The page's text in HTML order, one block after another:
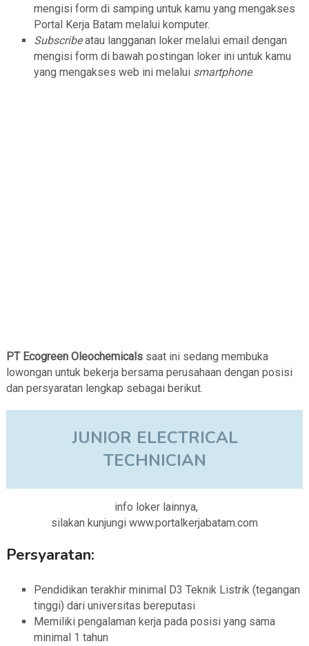
mengisi form di samping untuk kamu yang mengakses
Portal Kerja Batam melalui komputer.
Subscribeatau langganan loker melalui email dengan
mengisi form di bawah postingan loker ini untuk kamu
yang mengakses web ini melalui smartphone.
PT Ecogreen Oleochemicalssaat ini sedang membuka
lowongan untuk bekerja bersama perusahaan dengan posisi
dan persyaratan lengkap sebagai berikut.
JUNIOR ELECTRICAL
TECHNICIAN
info loker lainnya,
silakan kunjungi www.portalkerjabatam.com
Persyaratan:
Pendidikan terakhir minimal D3 Teknik Listrik (tegangan
tinggi) dari universitas bereputasi
Memiliki pengalaman kerja pada posisi yang sama
minimal 1 tahun